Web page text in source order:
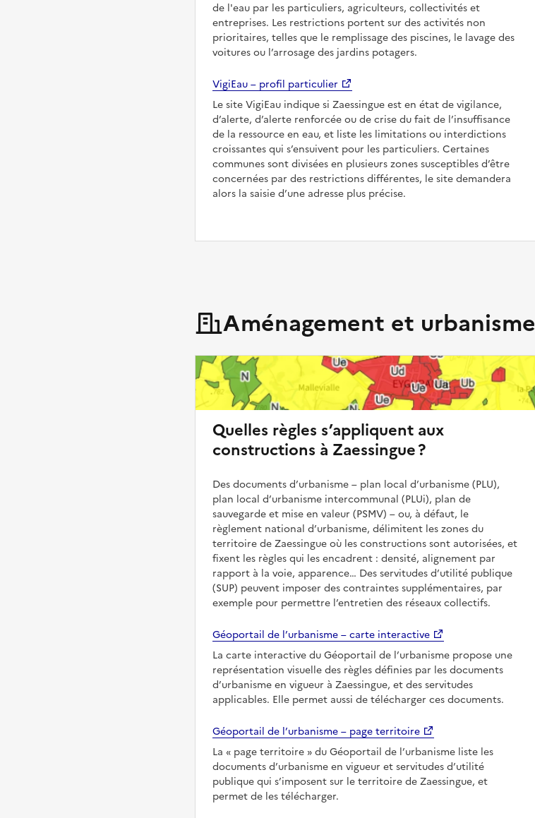
de l'eau par les particuliers, agriculteurs, collectivités et
entreprises. Les restrictions portent sur des activités non
prioritaires, telles que le remplissage des piscines, le lavage des
voitures ou l’arrosage des jardins potagers.
VigiEau – profil particulier
Le site VigiEau indique si Zaessingue est en état de vigilance,
d’alerte, d’alerte renforcée ou de crise du fait de l’insuffisance
de la ressource en eau, et liste les limitations ou interdictions
croissantes qui s’ensuivent pour les particuliers. Certaines
communes sont divisées en plusieurs zones susceptibles d’être
concernées par des restrictions différentes, le site demandera
alors la saisie d’une adresse plus précise.
Aménagement et urbanisme
Quelles règles s’appliquent aux
constructions à Zaessingue ?
Des documents d’urbanisme – plan local d’urbanisme (PLU),
plan local d’urbanisme intercommunal (PLUi), plan de
sauvegarde et mise en valeur (PSMV) – ou, à défaut, le
règlement national d’urbanisme, délimitent les zones du
territoire de Zaessingue où les constructions sont autorisées, et
fixent les règles qui les encadrent : densité, alignement par
rapport à la voie, apparence… Des servitudes d’utilité publique
(SUP) peuvent imposer des contraintes supplémentaires, par
exemple pour permettre l’entretien des réseaux collectifs.
Géoportail de l’urbanisme – carte interactive
La carte interactive du Géoportail de l’urbanisme propose une
représentation visuelle des règles définies par les documents
d’urbanisme en vigueur à Zaessingue, et des servitudes
applicables. Elle permet aussi de télécharger ces documents.
Géoportail de l’urbanisme – page territoire
La
page territoire
du Géoportail de l’urbanisme liste les
documents d’urbanisme en vigueur et servitudes d’utilité
publique qui s’imposent sur le territoire de Zaessingue, et
permet de les télécharger.